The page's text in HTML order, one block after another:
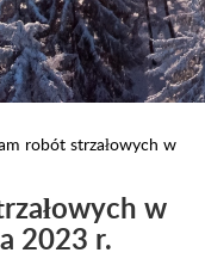
robót strzałowych w
w
2023 r.